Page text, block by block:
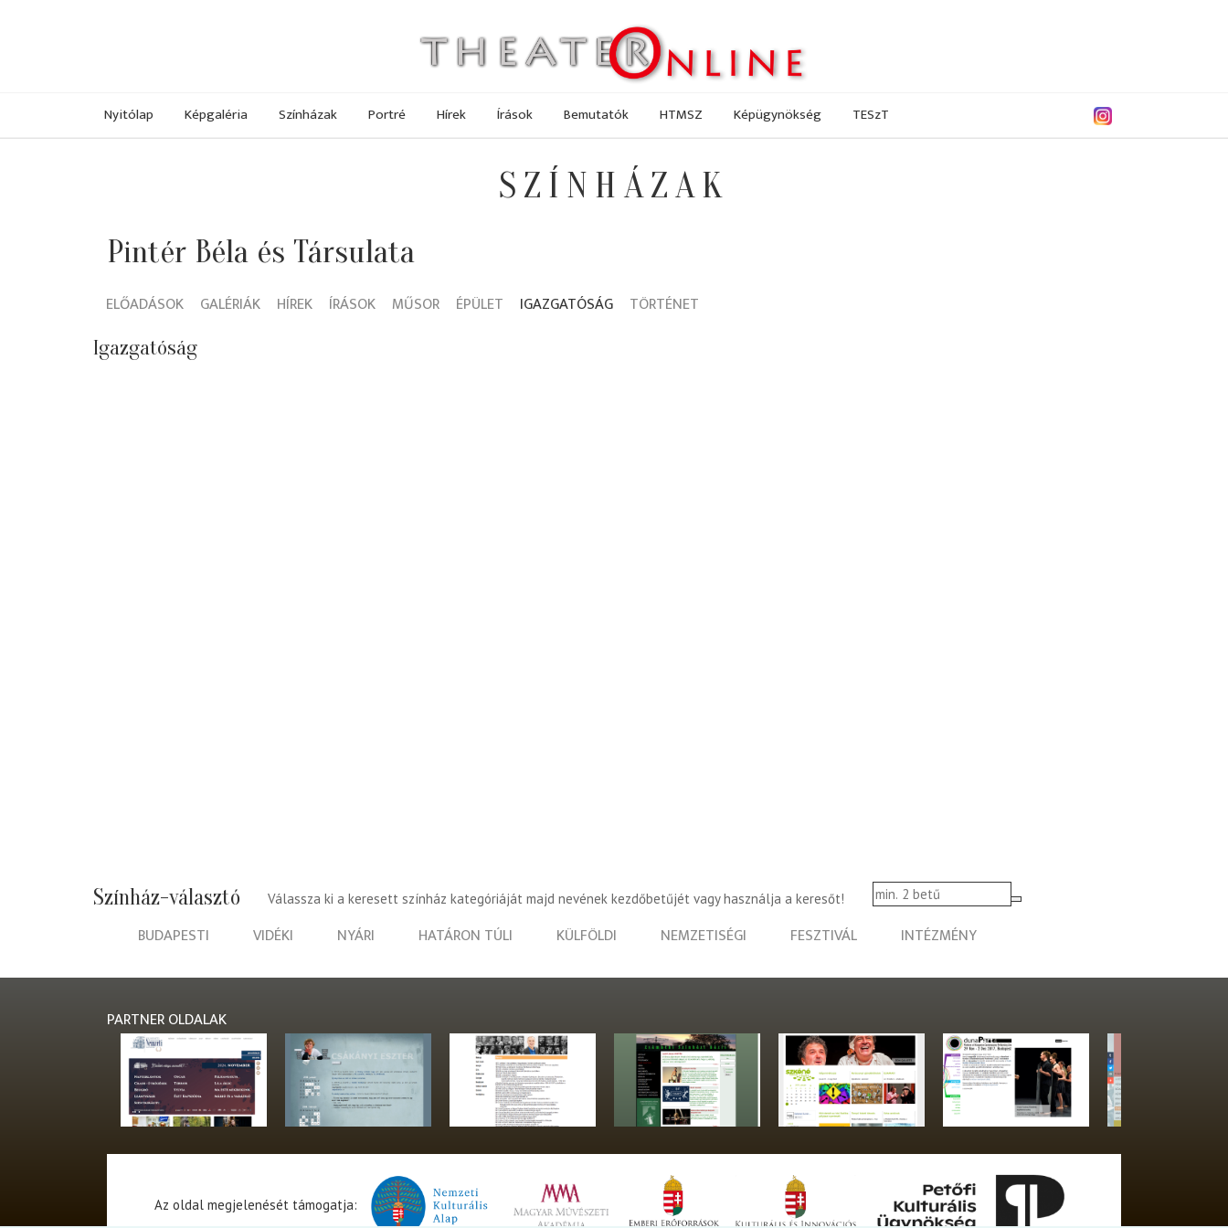
Nyitólap Képgaléria Színházak Portré Hírek Írások Bemutatók HTMSZ Képügynökség TESzT
SZÍNHÁZAK
Pintér Béla és Társulata
ELŐADÁSOK GALÉRIÁK HÍREK ÍRÁSOK MŰSOR ÉPÜLET IGAZGATÓSÁG TÖRTÉNET
Igazgatóság
Színház-választó Válassza ki a keresett színház kategóriáját majd nevének kezdőbetűjét vagy használja a keresőt!
BUDAPESTI VIDÉKI NYÁRI HATÁRON TÚLI KÜLFÖLDI NEMZETISÉGI FESZTIVÁL INTÉZMÉNY
PARTNER OLDALAK
Az oldal megjelenését támogatja: